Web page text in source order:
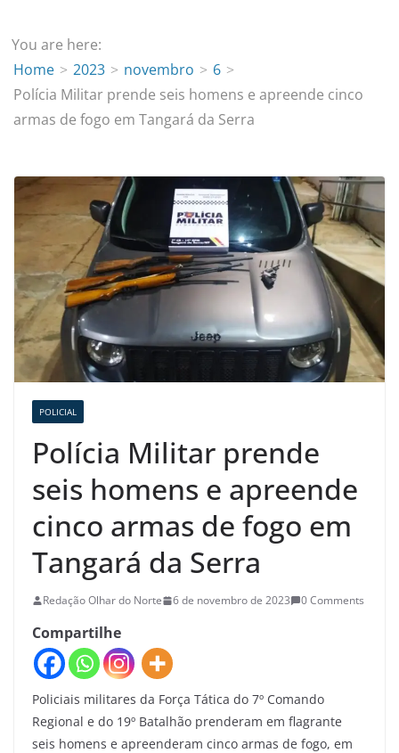
You are here:
Home
2023 novembro
6
Polícia Militar prende seis homens e apreende cinco
armas de fogo em Tangará da Serra
POLICIAL
Polícia Militar prende
seis homens e apreende
cinco armas de fogo em
Tangará da Serra
Redação Olhar do Norte 6 de novembro de 2023 0 Comments
Compartilhe
Policiais militares da Força Tática do 7º Comando
Regional e do 19º Batalhão prenderam em flagrante
seis homens e apreenderam cinco armas de fogo, em